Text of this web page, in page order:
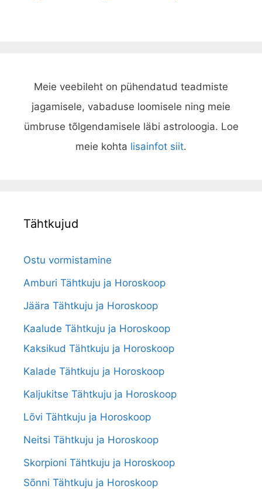
Meie veebileht on pühendatud teadmiste
jagamisele, vabaduse loomisele ning meie
ümbruse tõlgendamisele läbi astroloogia. Loe
meie kohta lisainfot siit.
Tähtkujud
Ostu vormistamine
Amburi Tähtkuju ja Horoskoop
Jäära Tähtkuju ja Horoskoop
Kaalude Tähtkuju ja Horoskoop
Kaksikud Tähtkuju ja Horoskoop
Kalade Tähtkuju ja Horoskoop
Kaljukitse Tähtkuju ja Horoskoop
Lõvi Tähtkuju ja Horoskoop
Neitsi Tähtkuju ja Horoskoop
Skorpioni Tähtkuju ja Horoskoop
Sõnni Tähtkuju ja Horoskoop